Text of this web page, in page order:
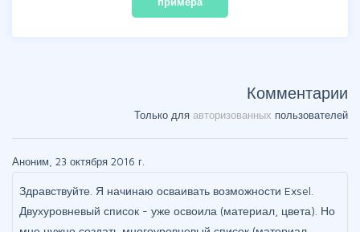
Комментарии
Только для авторизованных пользователей
Аноним, 23 октября 2016 г.
Здравствуйте. Я начинаю осваивать возможности Exsel.
Двухуровневый список - уже освоила (материал, цвета). Но